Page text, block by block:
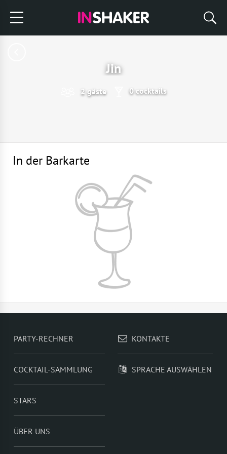
Jin
2 gäste 0 cocktails
In der Barkarte
PARTY-RECHNER
COCKTAIL-SAMMLUNG
STARS
ÜBER UNS
KONTAKTE
SPRACHE AUSWÄHLEN